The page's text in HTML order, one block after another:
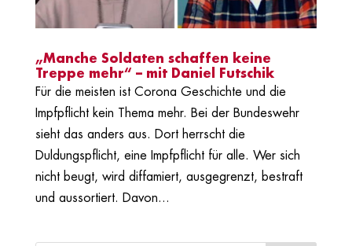
„Manche Soldaten schaffen keine
Treppe mehr“ – mit Daniel Futschik
Für die meisten ist Corona Geschichte und die
Impfpflicht kein Thema mehr. Bei der Bundeswehr
sieht das anders aus. Dort herrscht die
Duldungspflicht, eine Impfpflicht für alle. Wer sich
nicht beugt, wird diffamiert, ausgegrenzt, bestraft
und aussortiert. Davon...